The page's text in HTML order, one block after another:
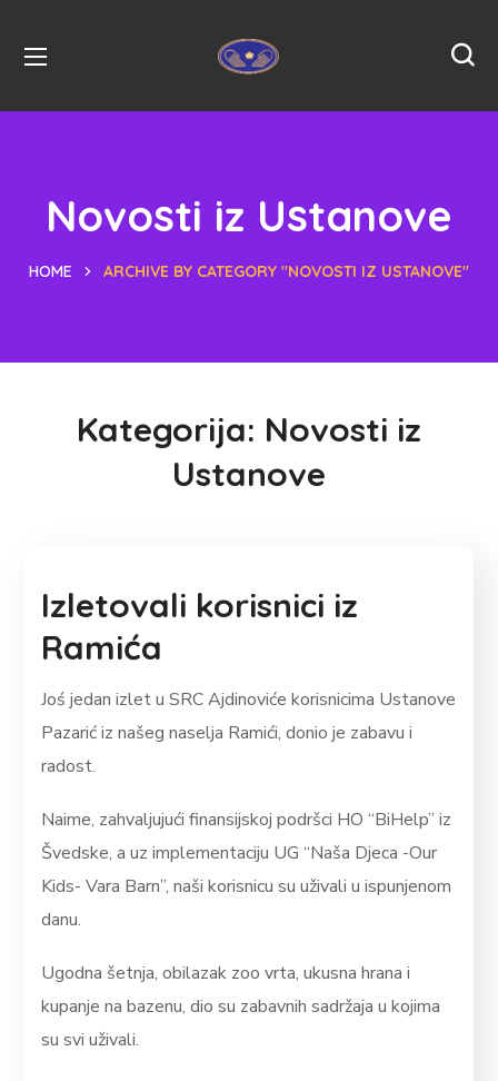
Novosti iz Ustanove
HOME ARCHIVE BY CATEGORY "NOVOSTI IZ USTANOVE"
Kategorija: Novosti iz
Ustanove
Izletovali korisnici iz
Ramića
Joś jedan izlet u SRC Ajdinoviće korisnicima Ustanove
Pazarić iz našeg naselja Ramići, donio je zabavu i
radost.
Naime, zahvaljujući finansijskoj podršci HO “BiHelp” iz
Švedske, a uz implementaciju UG “Naša Djeca -Our
Kids- Vara Barn”, naši korisnicu su uživali u ispunjenom
danu.
Ugodna šetnja, obilazak zoo vrta, ukusna hrana i
kupanje na bazenu, dio su zabavnih sadržaja u kojima
su svi uživali.